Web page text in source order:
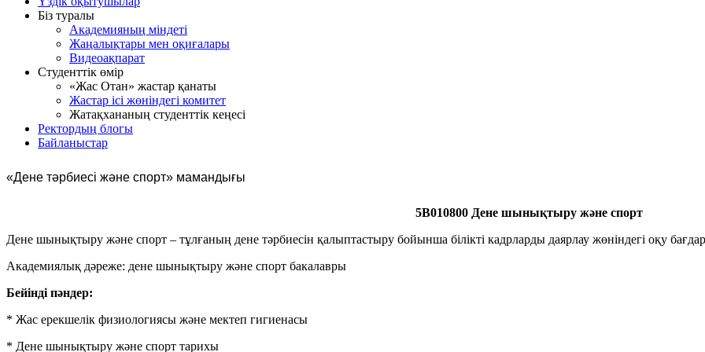
Біз туралы
Академияның міндеті
Жаңалықтары мен оқиғалары
Видеоақпарат
Студенттік өмір
«Жас Отан» жастар қанаты
Жастар ісі жөніндегі комитет
Жатақхананың студенттік кеңесі
Ректордың блогы
Байланыстар
«Дене тәрбиесі және спорт» мамандығы
5В010800 Дене шынықтыру және спорт
Дене шынықтыру және спорт – тұлғаның дене тәрбиесін қалыптастыру бойынша білікті кадрларды даярлау жөніндегі оқу
Академиялық дәреже: дене шынықтыру және спорт бакалавры
Бейінді пәндер:
* Жас ерекшелік физиологиясы және мектеп гигиенасы
* Дене шынықтыру және спорт тарихы